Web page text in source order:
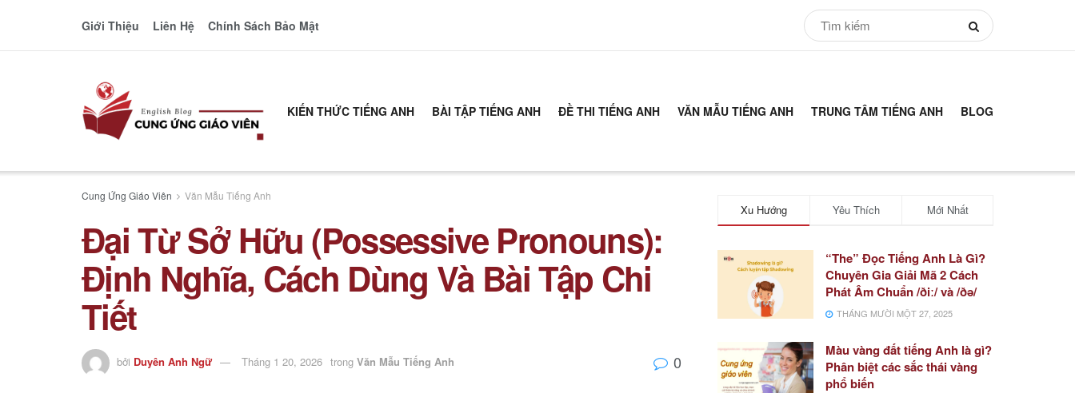
Giới Thiệu Liên Hệ Chính Sách Bảo Mật
KIẾN THỨC TIẾNG ANH BÀI TẬP TIẾNG ANH ĐỀ THI TIẾNG ANH VĂN MẪU TIẾNG ANH TRUNG TÂM TIẾNG ANH BLOG
Cung Ứng Giáo Viên Văn Mẫu Tiếng Anh
Đại Từ Sở Hữu (Possessive Pronouns):
Định Nghĩa, Cách Dùng Và Bài Tập Chi
Tiết
bởi Duyên Anh Ngữ Tháng 1 20, 2026 trong Văn Mẫu Tiếng Anh 0
Xu Hướng Yêu Thích Mới Nhất
“The” Đọc Tiếng Anh Là Gì?
Chuyên Gia Giải Mã 2 Cách
Phát Âm Chuẩn /ðiː/ và /ðə/
THÁNG MƯỜI MỘT 27, 2025
Màu vàng đất tiếng Anh là gì?
Phân biệt các sắc thái vàng
phổ biến